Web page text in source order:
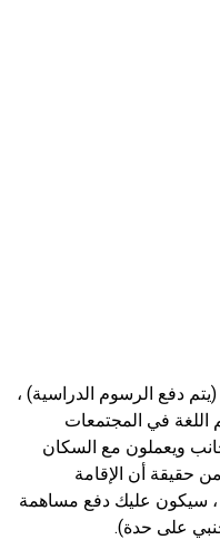
دفع الرسوم الدراسية) ،
اللغة في المجتمعات
ويعملون مع السكان
حقيقة أن الإقامة
، سيكون عليك دفع مساهمة
على حدة).